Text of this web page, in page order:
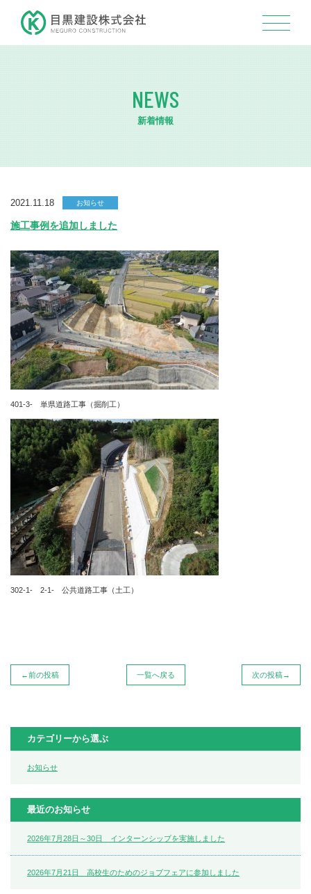
NEWS
新着情報
2021.11.18 お知らせ
施工事例を追加しました
401-3- 単県道路工事（掘削工）
302-1- 2-1- 公共道路工事（土工）
←前の投稿 一覧へ戻る 次の投稿→
カテゴリーから選ぶ
お知らせ
最近のお知らせ
2026年7月28日～30日 インターンシップを実施しました
2026年7月21日 高校生のためのジョブフェアに参加しました